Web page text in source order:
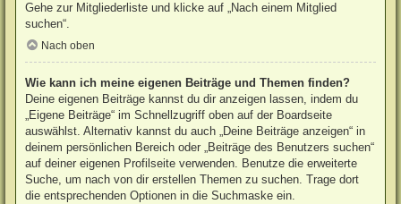
Gehe zur Mitgliederliste und klicke auf „Nach einem Mitglied
suchen“.
Nach oben
Wie kann ich meine eigenen Beiträge und Themen finden?
Deine eigenen Beiträge kannst du dir anzeigen lassen, indem du
„Eigene Beiträge“ im Schnellzugriff oben auf der Boardseite
auswählst. Alternativ kannst du auch „Deine Beiträge anzeigen“ in
deinem persönlichen Bereich oder „Beiträge des Benutzers suchen“
auf deiner eigenen Profilseite verwenden. Benutze die erweiterte
Suche, um nach von dir erstellen Themen zu suchen. Trage dort
die entsprechenden Optionen in die Suchmaske ein.